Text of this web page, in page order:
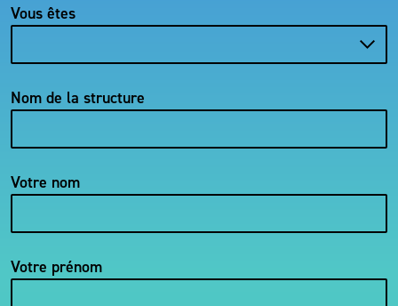
Vous êtes
Nom de la structure
Votre nom
Votre prénom